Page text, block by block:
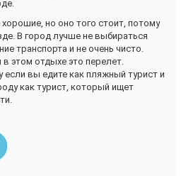
но оно того стоит, потому
В город лучше не выбираться
транспорта и не очень чисто.
этом отдыхе это перелет.
если вы едите как пляжный турист и
как турист, который ищет